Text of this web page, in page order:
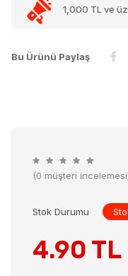
1,000 TL ve
Bu Ürünü Paylaş
(0 müşteri
Stok Durumu
4.90 TL